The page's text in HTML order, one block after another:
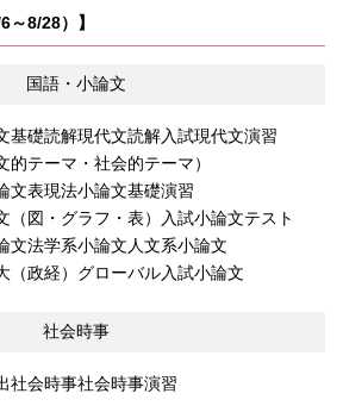
～8/28）】
国語・小論文
基礎読解現代文読解入試現代文演習
的テーマ・社会的テーマ）
文表現法小論文基礎演習
（図・グラフ・表）
入試小論文テスト
文法学系小論文 人文系小論文
（政経）グローバル入試小論文
社会時事
社会時事社会時事演習